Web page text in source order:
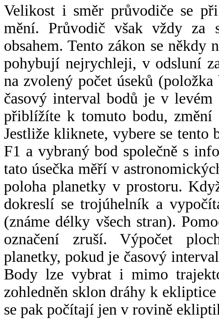
Velikost i směr průvodiče se
mění. Průvodič však vždy za
obsahem. Tento zákon se někdy
pohybují nejrychleji, v odsluní
na zvolený počet úseků
časový interval bodů je v
přiblížíte k tomuto bodu,
Jestliže kliknete, vybere se tento
F1 a vybraný bod společně s
tato úsečka měří v
poloha planetky v prostoru.
dokreslí se trojúhelník a
(známe délky všech stran).
označení zruší. Výpočet
planetky, pokud je časový
Body lze vybrat i mimo
zohledněn sklon dráhy k
se pak počítají jen v rovině